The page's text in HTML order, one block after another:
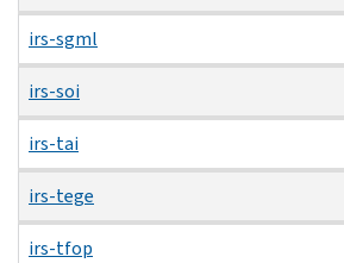
irs-sgml
irs-soi
irs-tai
irs-tege
irs-tfop